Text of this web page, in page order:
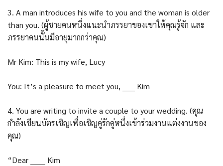
3. A man introduces his wife to you and the woman is older
than you. (ผู้ชายคนหนึ่งแนะนำภรรยาของเขาให้คุณรู้จัก และ
ภรรยาคนนั้นมีอายุมากกว่าคุณ)
Mr Kim: This is my wife, Lucy
You: It’s a pleasure to meet you, _____ Kim
4. You are writing to invite a couple to your wedding. (คุณ
กำลังเขียนบัตรเชิญเพื่อเชิญคู่รักคู่หนึ่งเข้าร่วมงานแต่งงานของ
คุณ)
“Dear ______ Kim